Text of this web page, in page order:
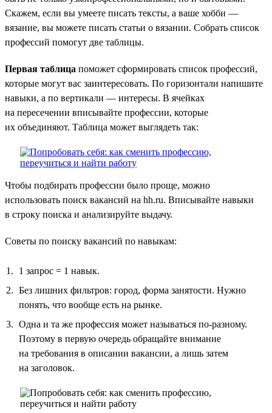
Скажем, если вы умеете писать тексты, а ваше хобби —
вязание, вы можете писать статьи о вязании. Собрать список
профессий помогут две таблицы.
Первая таблица поможет сформировать список профессий,
которые могут вас заинтересовать. По горизонтали напишите
навыки, а по вертикали — интересы. В ячейках
на пересечении вписывайте профессии, которые
их объединяют. Таблица может выглядеть так:
Чтобы подбирать профессии было проще, можно
использовать поиск вакансий на hh.ru. Вписывайте навыки
в строку поиска и анализируйте выдачу.
Советы по поиску вакансий по навыкам:
1 запрос = 1 навык.
Без лишних фильтров: город, форма занятости. Нужно
понять, что вообще есть на рынке.
Одна и та же профессия может называться по-разному.
Поэтому в первую очередь обращайте внимание
на требования в описании вакансии, а лишь затем
на заголовок.